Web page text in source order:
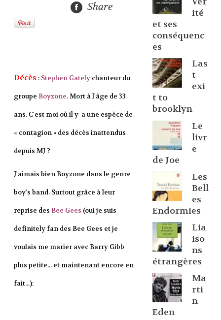
Share
Décès : Stephen Gatelychanteur du
groupe Boyzone. Mort à l'âge de 33
ans. C'est moi où il y a une espèce de
« contagion » des décès inattendus
depuis MJ ?
J'aimais bien Boyzone dans le genre
boy's band. Surtout grâce à leur
reprise des Bee Gees (oui je suis
definitely fan des Bee Gees et je
voulais me marier avec Barry Gibb
plus petite... et maintenant encore en
fait...):
ité
et ses
conséquenc
es
Las
t
exi
t to
brooklyn
Le
livr
e
de Joe
Les
Bell
es
Endormies
Lia
iso
ns
étrangères
Ma
rti
n
Eden